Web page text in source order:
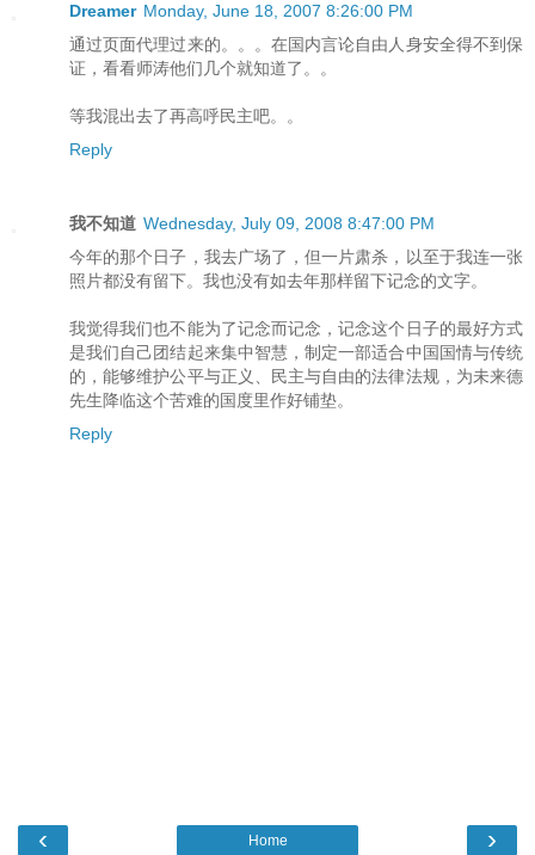
Dreamer Monday, June 18, 2007 8:26:00 PM
通过页面代理过来的。。。在国内言论自由人身安全得不到保
证，看看师涛他们几个就知道了。。
等我混出去了再高呼民主吧。。
Reply
我不知道 Wednesday, July 09, 2008 8:47:00 PM
今年的那个日子，我去广场了，但一片肃杀，以至于我连一张
照片都没有留下。我也没有如去年那样留下记念的文字。
我觉得我们也不能为了记念而记念，记念这个日子的最好方式
是我们自己团结起来集中智慧，制定一部适合中国国情与传统
的，能够维护公平与正义、民主与自由的法律法规，为未来德
先生降临这个苦难的国度里作好铺垫。
Reply
‹ ›
Home